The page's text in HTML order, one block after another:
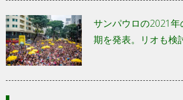
サンパウロの2021
期を発表。リオも検